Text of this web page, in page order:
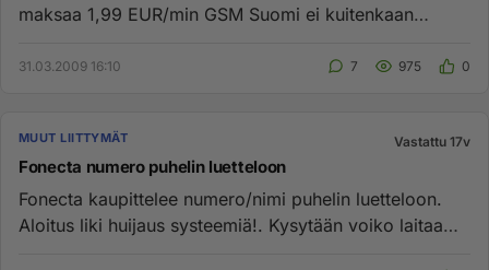
maksaa 1,99 EUR/min GSM Suomi ei kuitenkaan
31.03.2009 16:10 7 975 0
MUUT LIITTYMÄT Vastattu 17v
Fonecta numero puhelin luetteloon
Fonecta kaupittelee numero/nimi puhelin luetteloon.
Aloitus liki huijaus systeemiä!. Kysytään voiko laitaa